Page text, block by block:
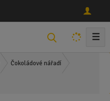
h
☰
Čokoládové nářadí